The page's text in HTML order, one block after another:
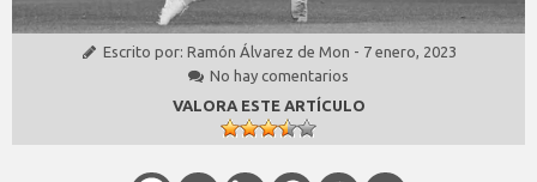
Escrito por: Ramón Álvarez de Mon - 7 enero, 2023
No hay comentarios
VALORA ESTE ARTÍCULO